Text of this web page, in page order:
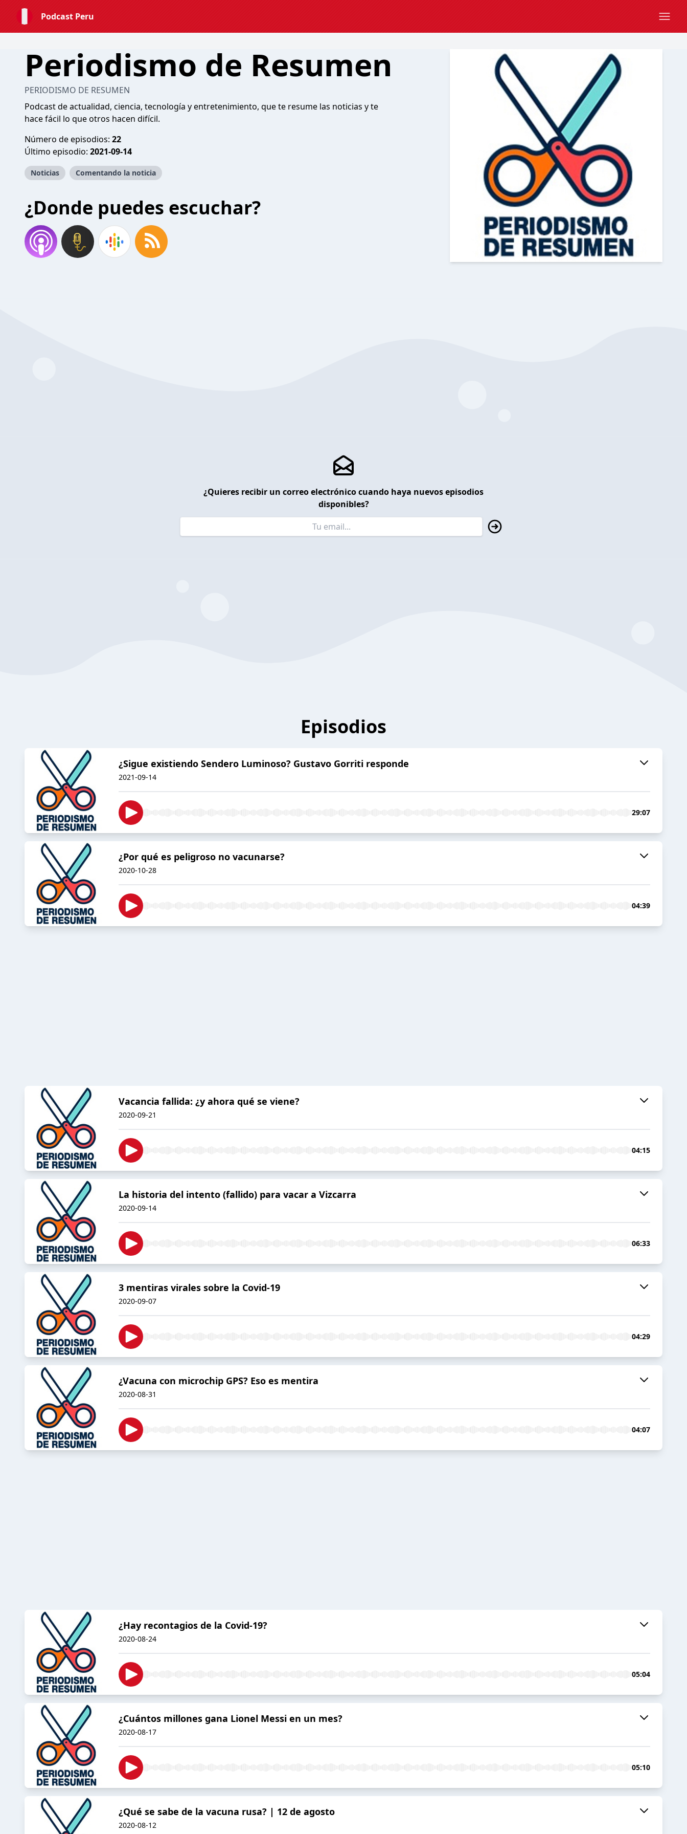
Podcast Peru
Periodismo de Resumen
PERIODISMO DE RESUMEN
Podcast de actualidad, ciencia, tecnología y entretenimiento, que te resume las noticias y te
hace fácil lo que otros hacen difícil.
Número de episodios: 22
Último episodio: 2021-09-14
Noticias Comentando la noticia
¿Donde puedes escuchar?
¿Quieres recibir un correo electrónico cuando haya nuevos episodios
disponibles?
Episodios
¿Sigue existiendo Sendero Luminoso? Gustavo Gorriti responde
2021-09-14
29:07
¿Por qué es peligroso no vacunarse?
2020-10-28
04:39
Vacancia fallida: ¿y ahora qué se viene?
2020-09-21
04:15
La historia del intento (fallido) para vacar a Vizcarra
2020-09-14
06:33
3 mentiras virales sobre la Covid-19
2020-09-07
04:29
¿Vacuna con microchip GPS? Eso es mentira
2020-08-31
04:07
¿Hay recontagios de la Covid-19?
2020-08-24
05:04
¿Cuántos millones gana Lionel Messi en un mes?
2020-08-17
05:10
¿Qué se sabe de la vacuna rusa? | 12 de agosto
2020-08-12